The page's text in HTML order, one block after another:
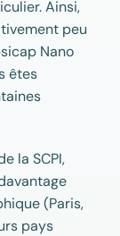
Ainsi,
peu
Nano
êtes
la SCPI,
(Paris,
pays